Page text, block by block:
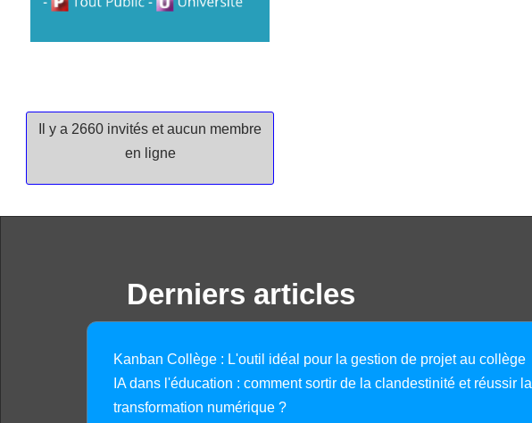
Il y a 2660 invités et aucun membre
en ligne
Derniers articles
Kanban Collège : L'outil idéal pour la gestion de projet au collège
IA dans l'éducation : comment sortir de la clandestinité et réussir la
transformation numérique ?